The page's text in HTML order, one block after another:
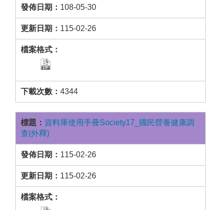
108-05-30
115-02-26
4344
資料庫使用手冊Society17_國民營養健康調
查(外釋)
115-02-26
115-02-26